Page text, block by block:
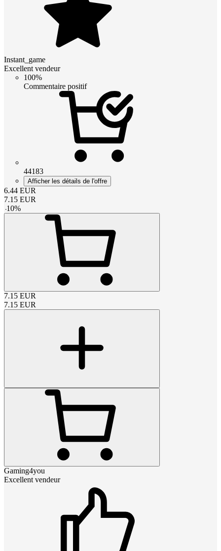
Instant_game
Excellent vendeur
100%
Commentaire positif
44183
Afficher les détails de l'offre
6.44 EUR
7.15 EUR
-10%
7.15 EUR
7.15 EUR
Gaming4you
Excellent vendeur